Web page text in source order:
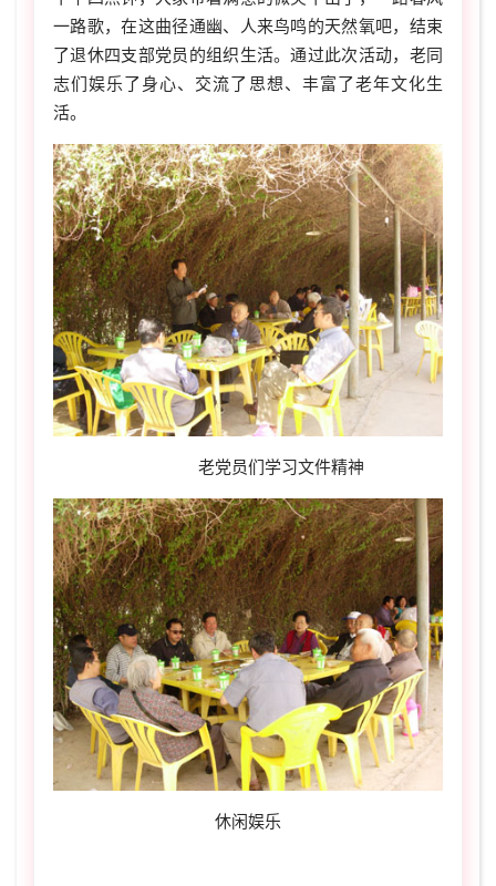
一路歌，在这曲径通幽、人来鸟鸣的天然氧吧，结束
了退休四支部党员的组织生活。通过此次活动，老同
志们娱乐了身心、交流了思想、丰富了老年文化生
活。
老党员们学习文件精神
休闲娱乐